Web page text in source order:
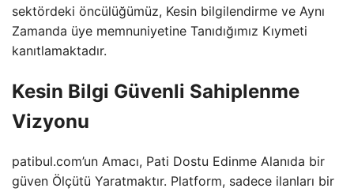
sektördeki öncülüğümüz, Kesin bilgilendirme ve Aynı
Zamanda üye memnuniyetine Tanıdığımız Kıymeti
kanıtlamaktadır.
Kesin Bilgi Güvenli Sahiplenme
Vizyonu
patibul.com’un Amacı, Pati Dostu Edinme Alanıda bir
güven Ölçütü Yaratmaktır. Platform, sadece ilanları bir